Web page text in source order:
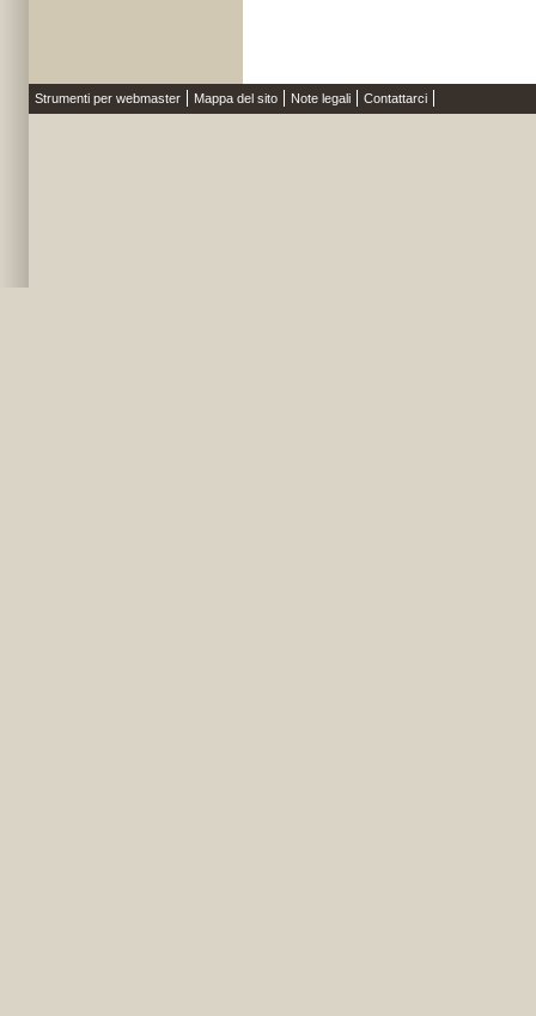
Strumenti per webmaster Mappa del sito Note legali Contattarci